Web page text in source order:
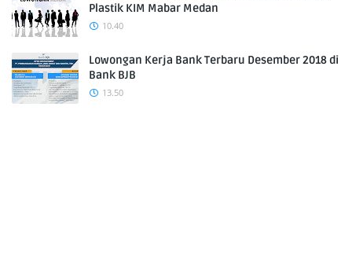
Plastik KIM Mabar Medan
10.40
Lowongan Kerja Bank Terbaru Desember 2018 di
Bank BJB
13.50